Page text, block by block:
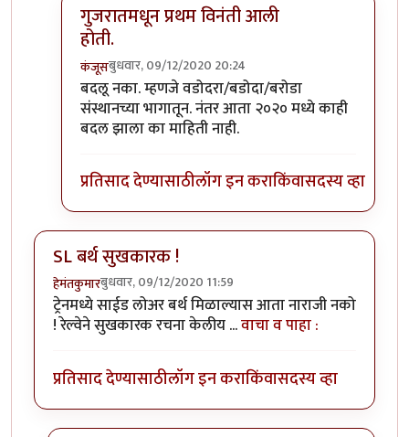
गुजरातमधून प्रथम विनंती आली
होती.
कंजूसबुधवार, 09/12/2020 20:24
In reply toमाथेरानची आहेच.byकंजूस
बदलू नका. म्हणजे वडोदरा/बडोदा/बरोडा
संस्थानच्या भागातून. नंतर आता २०२० मध्ये काही
बदल झाला का माहिती नाही.
प्रतिसाद देण्यासाठीलॉग इन कराकिंवासदस्य व्हा
SL बर्थ सुखकारक !
हेमंतकुमारबुधवार, 09/12/2020 11:59
ट्रेनमध्ये साईड लोअर बर्थ मिळाल्यास आता नाराजी नको
! रेल्वेने सुखकारक रचना केलीय ...वाचा व पाहा :
प्रतिसाद देण्यासाठीलॉग इन कराकिंवासदस्य व्हा